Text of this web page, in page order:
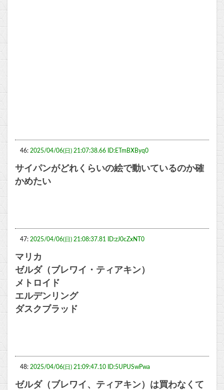
46: 2025/04/06(日) 21:07:38.66 ID:ETmBXByq0
サイパンがどれくらいの絵で動いているのか確
かめたい
47: 2025/04/06(日) 21:08:37.81 ID:zJ0cZxNT0
マリカ
ゼルダ（ブレワイ・ティアキン）
メトロイド
エルデンリング
ダスクブラッド
48: 2025/04/06(日) 21:09:47.10 ID:5UPUSwPwa
ゼルダ（ブレワイ、ティアキン）は買わなくて